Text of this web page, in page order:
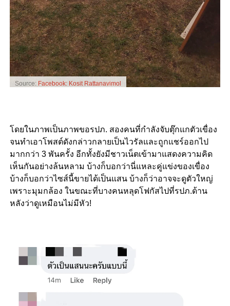
Source: Facebook: Kosit Rattanavimol
โดยในภาพเป็นภาพขอรปภ. สองคนที่กำลังจับตุ๊กแกตัวเขื่อง
จนทำเอาโพสต์ดังกล่าวกลายเป็นไวรัลและถูกแชร์ออกไป
มากกว่า 3 พันครั้ง อีกทั้งยังมีชาวเน็ตเข้ามาแสดงความคิด
เห็นกันอย่างล้นหลาม บ้างก็บอกว่านี่แหละคู่แข่งของเขื่อง
บ้างก็บอกว่าไซส์นี้ขายได้เป็นแสน บ้างก็ว่าอาจจะดูตัวใหญ่
เพราะมุมกล้อง ในขณะที่บางคนหลุดโฟกัสไปที่รปภ.ด้าน
หลังว่าดูเหมือนไม่มีหัว!